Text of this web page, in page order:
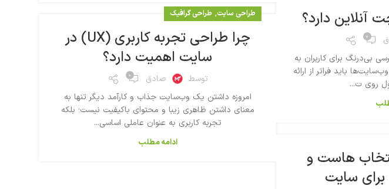
آنلاین دارد؟
۰
بی‌درنگ برای کاربران به
باید فراتر از ارائه
روی ت...
طراحی سایت, طراحی گرافیک
چرا طراحی تجربه کاربری (UX) در
سایت اهمیت دارد؟
توسط صادق ۰
امروزه داشتن یک وب‌سایت جذاب و کارآمد دیگر تنها به
معنای داشتن ظاهری زیبا و محتوای باکیفیت نیست؛ بلکه
تجربه کاربری به عنوان عاملی اساسی...
ادامه مطلب
هاست و
سایت